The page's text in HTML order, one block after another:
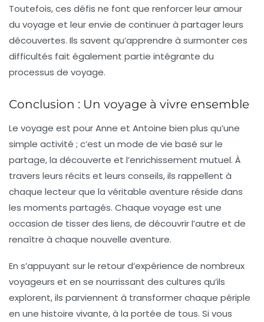
Toutefois, ces défis ne font que renforcer leur amour
du voyage et leur envie de continuer à partager leurs
découvertes. Ils savent qu’apprendre à surmonter ces
difficultés fait également partie intégrante du
processus de voyage.
Conclusion : Un voyage à vivre ensemble
Le voyage est pour Anne et Antoine bien plus qu’une
simple activité ; c’est un mode de vie basé sur le
partage, la découverte et l’enrichissement mutuel. À
travers leurs récits et leurs conseils, ils rappellent à
chaque lecteur que la véritable aventure réside dans
les moments partagés. Chaque voyage est une
occasion de tisser des liens, de découvrir l’autre et de
renaître à chaque nouvelle aventure.
En s’appuyant sur le retour d’expérience de nombreux
voyageurs et en se nourrissant des cultures qu’ils
explorent, ils parviennent à transformer chaque périple
en une histoire vivante, à la portée de tous. Si vous